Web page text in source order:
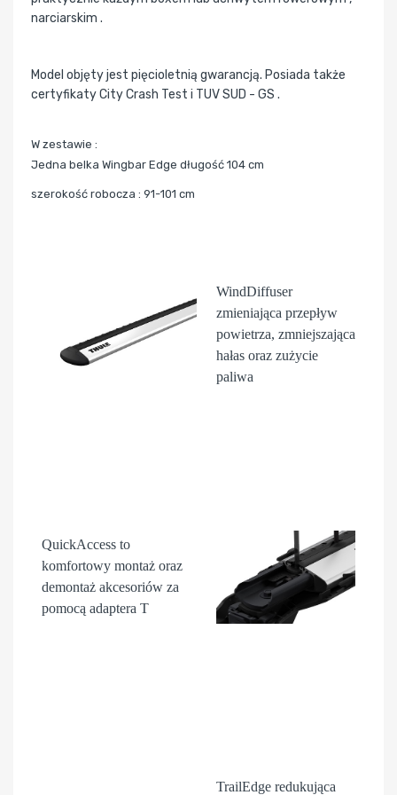
narciarskim .
Model objęty jest pięcioletnią gwarancją. Posiada także
certyfikaty City Crash Test i TUV SUD - GS .
W zestawie :
Jedna belka Wingbar Edge długość 104 cm
szerokość robocza : 91-101 cm
WindDiffuser
zmieniająca przepływ
powietrza, zmniejszająca
hałas oraz zużycie
paliwa
QuickAccess to
komfortowy montaż oraz
demontaż akcesoriów za
pomocą adaptera T
TrailEdge redukująca